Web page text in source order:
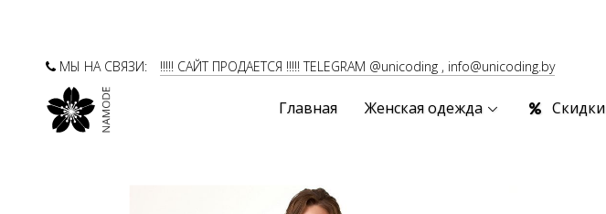
МЫ НА СВЯЗИ: !!!!! САЙТ ПРОДАЕТСЯ !!!!! TELEGRAM @unicoding , info@unicoding.by
Главная Женская одежда Скидки